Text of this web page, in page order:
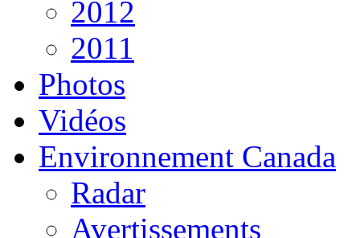
2012
2011
Photos
Vidéos
Environnement Canada
Radar
Avertissements